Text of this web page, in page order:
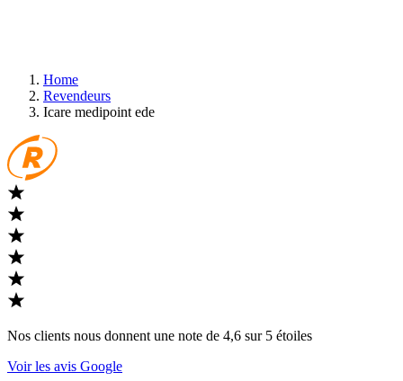
Home
Revendeurs
Icare medipoint ede
Nos clients nous donnent une note de 4,6 sur 5 étoiles
Voir les avis Google